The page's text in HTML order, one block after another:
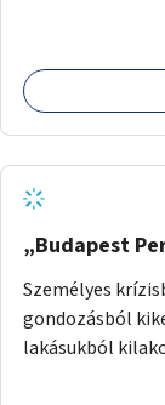
„Budapest
Személyes
gondozásból
lakásukból